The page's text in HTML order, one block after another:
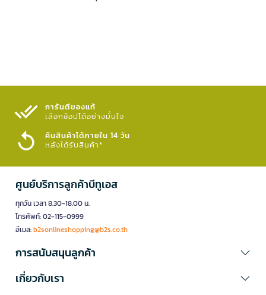
การันตีของแท้
เลือกช้อปได้อย่างมั่นใจ​
คืนสินค้าได้ภายใน 14 วัน
หลังได้รับสินค้า*
ศูนย์บริการลูกค้าบีทูเอส
ทุกวัน เวลา 8.30-18.00 น.
โทรศัพท์: 02-115-0999
อีเมล:b2sonlineshopping@b2s.co.th
การสนับสนุนลูกค้า
เกี่ยวกับเรา